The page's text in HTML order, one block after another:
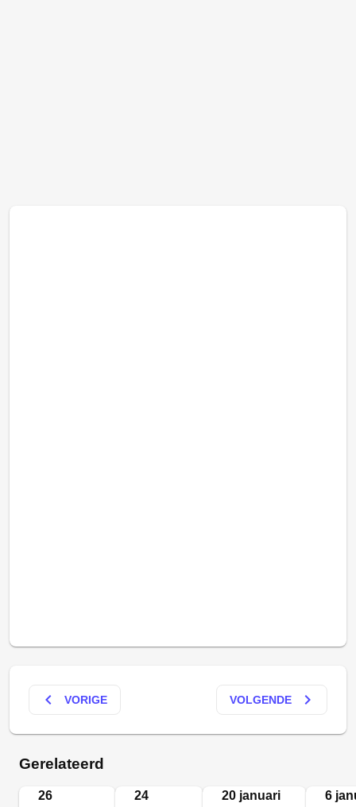
keyboard_arrow_left VORIGE VOLGENDE keyboard_arrow_right
Gerelateerd
26
24
20 januari
6